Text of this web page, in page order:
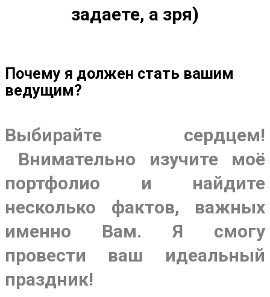
задаете, а зря)
Почему я должен стать вашим
ведущим?
Выбирайте сердцем!
Внимательно изучите моё
портфолио и найдите
несколько фактов, важных
именно Вам. Я смогу
провести ваш идеальный
праздник!